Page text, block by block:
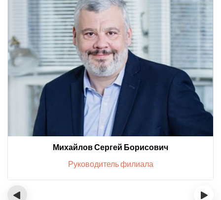
Михайлов Сергей Борисович
Руководитель филиала
‹ ›